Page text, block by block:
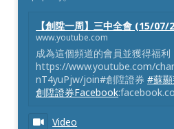
【創陞一周】三中全會 (15/07/
www.youtube.com
成為這個頻道的會員並獲得福利
https://www.youtube.com/
nT4yuPjw/join#創陞證券#蘇
創陞證券Facebook
Video